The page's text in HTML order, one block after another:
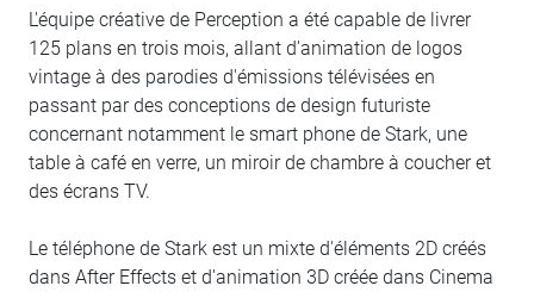
L'équipe créative de Perception a été capable de livrer
125 plans en trois mois, allant d'animation de logos
vintage à des parodies d'émissions télévisées en
passant par des conceptions de design futuriste
concernant notamment le smart phone de Stark, une
table à café en verre, un miroir de chambre à coucher et
des écrans TV.
Le téléphone de Stark est un mixte d'éléments 2D créés
dans After Effects et d'animation 3D créée dans Cinema